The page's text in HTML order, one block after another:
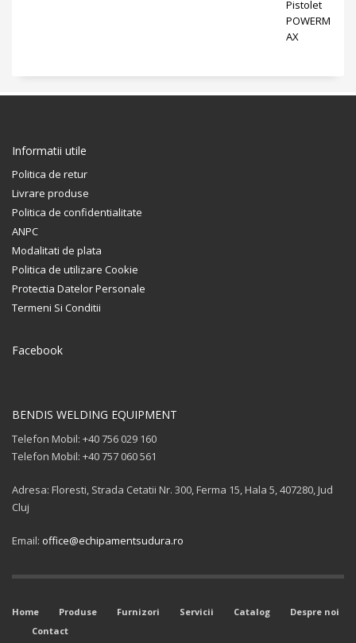
Informatii utile
Politica de retur
Livrare produse
Politica de confidentialitate
ANPC
Modalitati de plata
Politica de utilizare Cookie
Protectia Datelor Personale
Termeni Si Conditii
Facebook
BENDIS WELDING EQUIPMENT
Telefon Mobil: +40 756 029 160
Telefon Mobil: +40 757 060 561
Adresa: Floresti, Strada Cetatii Nr. 300, Ferma 15, Hala 5, 407280, Jud
Cluj
Email: office@echipamentsudura.ro
Home Produse Furnizori Servicii Catalog
Despre noi
Contact